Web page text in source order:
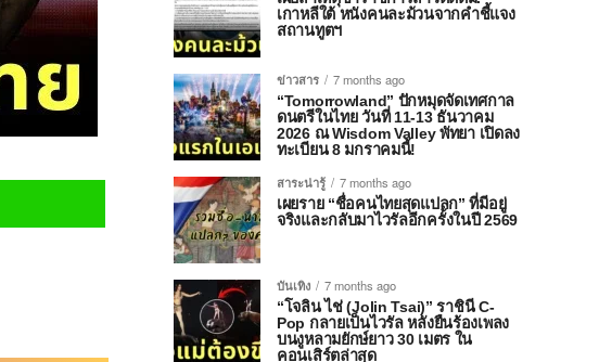
เกาหลีใต้ หนังคนละม้วนจากคำชี้แจง
สถานทูตฯ
ข่าวสาร
7 months ago
“Tomorrowland” ปักหมุดจัดเทศกาล
ดนตรีในไทย วันที่ 11-13 ธันวาคม
2026 ณ Wisdom Valley พัทยา เปิดลง
ทะเบียน 8 มกราคมนี้!
สาระน่ารู้
7 months ago
เผยราย “ชื่อคนไทยสุดแปลก” ที่มีอยู่
จริงและกลับมาไวรัลอีกครั้งในปี 2569
บันเทิง
7 months ago
“โจลิน ไช่ (Jolin Tsai)” ราชินี C-
Pop กลายเป็นไวรัล หลังยืนร้องเพลง
บนงูหลามยักษ์ยาว 30 เมตร ใน
คอนเสิร์ตล่าสุด